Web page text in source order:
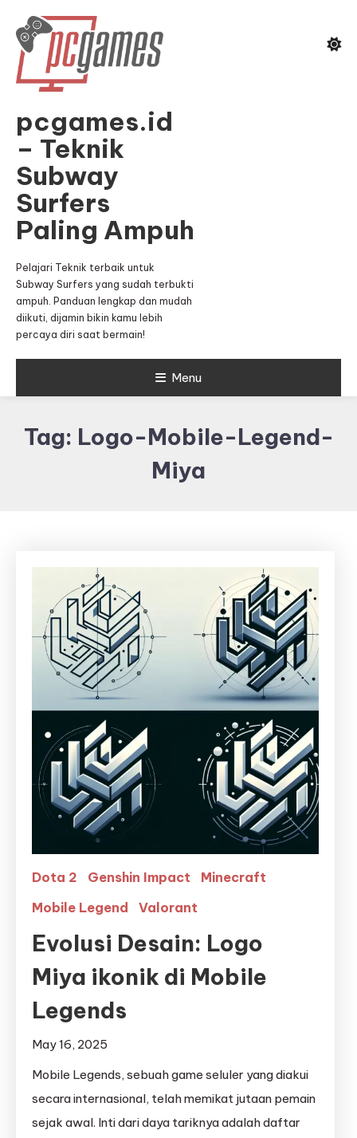
Content
pcgames.id
– Teknik
Subway
Surfers
Paling Ampuh
Pelajari Teknik terbaik untuk
Subway Surfers yang sudah terbukti
ampuh. Panduan lengkap dan mudah
diikuti, dijamin bikin kamu lebih
percaya diri saat bermain!
Menu
Tag: Logo-Mobile-Legend-
Miya
Dota 2 Genshin Impact
Minecraft
Mobile Legend
Valorant
Evolusi Desain: Logo
Miya ikonik di Mobile
Legends
May 16, 2025
Mobile Legends, sebuah game seluler yang diakui
secara internasional, telah memikat jutaan pemain
sejak awal. Inti dari daya tariknya adalah daftar